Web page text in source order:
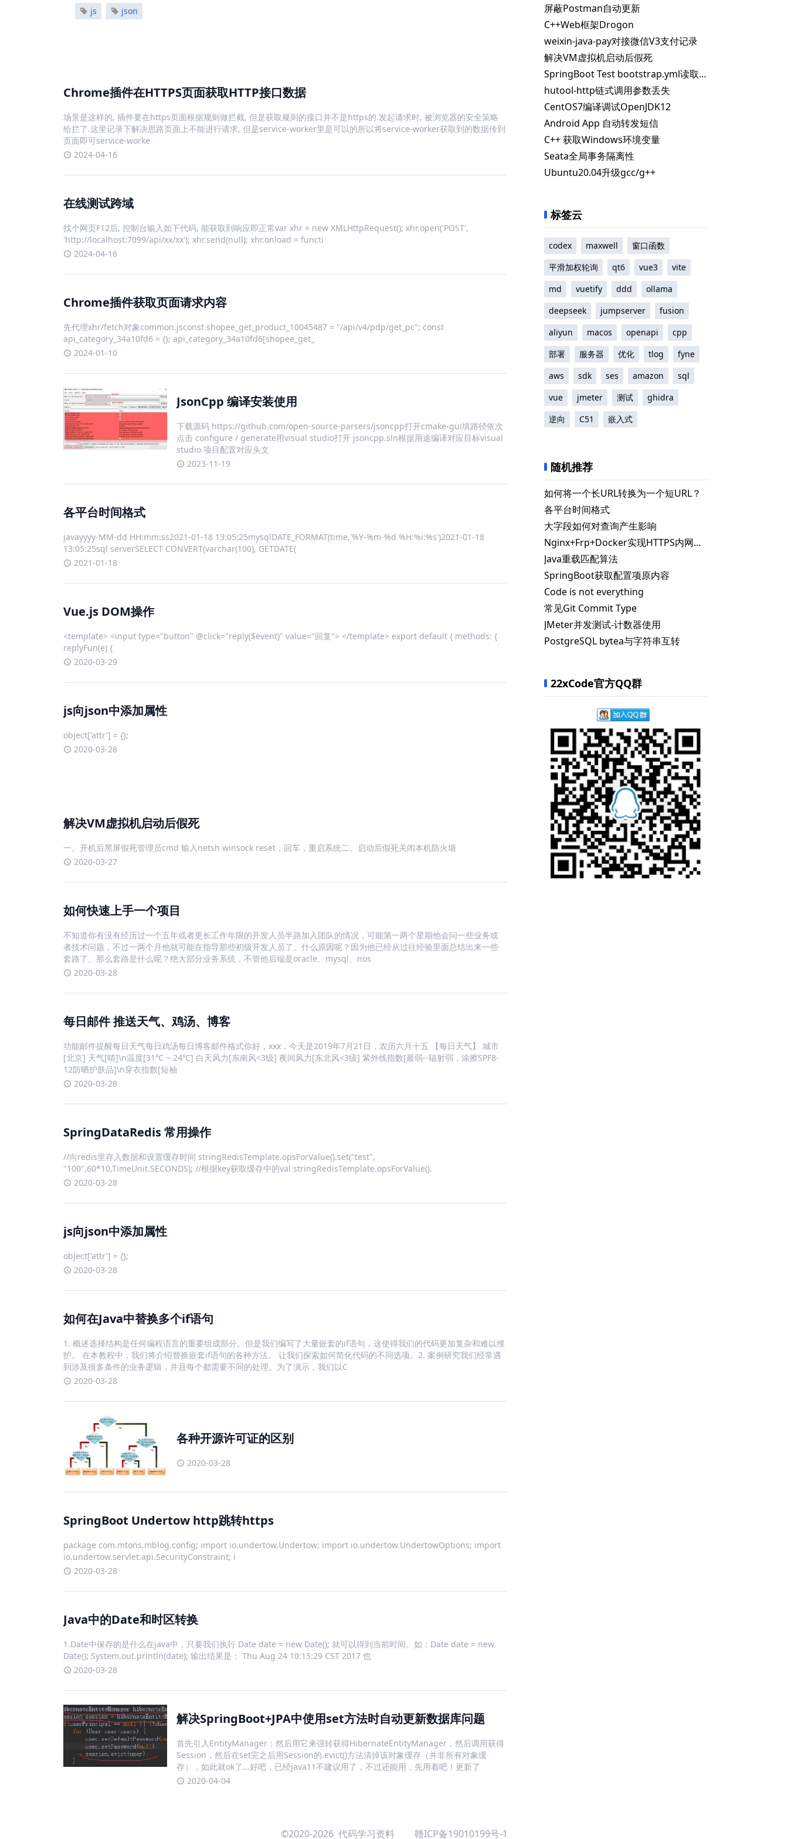
js json
Chrome插件在HTTPS页面获取HTTP接口数据
场景是这样的, 插件要在https页面根据规则做拦截, 但是获取规则的接口并不是https的.发起请求时, 被浏览器的安全策略
给拦了.这里记录下解决思路页面上不能进行请求, 但是service-worker里是可以的所以将service-worker获取到的数据传到
页面即可service-worke
2024-04-16
在线测试跨域
找个网页F12后, 控制台输入如下代码, 能获取到响应即正常var xhr = new XMLHttpRequest(); xhr.open('POST',
'http://localhost:7099/api/xx/xx'); xhr.send(null); xhr.onload = functi
2024-04-16
Chrome插件获取页面请求内容
先代理xhr/fetch对象common.jsconst shopee_get_product_10045487 = "/api/v4/pdp/get_pc"; const
api_category_34a10fd6 = {}; api_category_34a10fd6[shopee_get_
2024-01-10
JsonCpp 编译安装使用
下载源码 https://github.com/open-source-parsers/jsoncpp打开cmake-gui填路径依次
点击 configure / generate用visual studio打开 jsoncpp.sln根据用途编译对应目标visual
studio 项目配置对应头文
2023-11-19
各平台时间格式
javayyyy-MM-dd HH:mm:ss2021-01-18 13:05:25mysqlDATE_FORMAT(time,'%Y-%m-%d %H:%i:%s')2021-01-18
13:05:25sql serverSELECT CONVERT(varchar(100), GETDATE(
2021-01-18
Vue.js DOM操作
<template> <input type="button" @click="reply($event)" value="回复"> </template> export default { methods: {
replyFun(e) {
2020-03-29
js向json中添加属性
object['attr'] = {};
2020-03-28
解决VM虚拟机启动后假死
一、开机后黑屏假死管理员cmd 输入netsh winsock reset，回车，重启系统二、启动后假死关闭本机防火墙
2020-03-27
如何快速上手一个项目
不知道你有没有经历过一个五年或者更长工作年限的开发人员半路加入团队的情况，可能第一两个星期他会问一些业务或
者技术问题，不过一两个月他就可能在指导那些初级开发人员了。什么原因呢？因为他已经从过往经验里面总结出来一些
套路了。那么套路是什么呢？绝大部分业务系统，不管他后端是oracle、mysql、nos
2020-03-28
每日邮件 推送天气、鸡汤、博客
功能邮件提醒每日天气每日鸡汤每日博客邮件格式你好，xxx，今天是2019年7月21日，农历六月十五 【每日天气】 城市
[北京] 天气[晴]\n温度[31℃ ~ 24℃] 白天风力[东南风<3级] 夜间风力[东北风<3级] 紫外线指数[最弱--辐射弱，涂擦SPF8-
12防晒护肤品]\n穿衣指数[短袖
2020-03-28
SpringDataRedis 常用操作
//向redis里存入数据和设置缓存时间 stringRedisTemplate.opsForValue().set("test",
"100",60*10,TimeUnit.SECONDS); //根据key获取缓存中的val stringRedisTemplate.opsForValue().
2020-03-28
js向json中添加属性
object['attr'] = {};
2020-03-28
如何在Java中替换多个if语句
1. 概述选择结构是任何编程语言的重要组成部分。但是我们编写了大量嵌套的if语句，这使得我们的代码更加复杂和难以维
护。 在本教程中，我们将介绍替换嵌套if语句的各种方法。 让我们探索如何简化代码的不同选项。2. 案例研究我们经常遇
到涉及很多条件的业务逻辑，并且每个都需要不同的处理。为了演示，我们以C
2020-03-28
各种开源许可证的区别
2020-03-28
SpringBoot Undertow http跳转https
package com.mtons.mblog.config; import io.undertow.Undertow; import io.undertow.UndertowOptions; import
io.undertow.servlet.api.SecurityConstraint; i
2020-03-28
Java中的Date和时区转换
1.Date中保存的是什么在java中，只要我们执行 Date date = new Date(); 就可以得到当前时间。如：Date date = new
Date(); System.out.println(date); 输出结果是： Thu Aug 24 10:15:29 CST 2017 也
2020-03-28
解决SpringBoot+JPA中使用set方法时自动更新数据库问题
首先引入EntityManager：然后用它来强转获得HibernateEntityManager，然后调用获得
Session，然后在set完之后用Session的.evict()方法清掉该对象缓存（并非所有对象缓
存），如此就ok了...好吧，已经java11不建议用了，不过还能用，先用着吧！更新了
2020-04-04
屏蔽Postman自动更新
C++Web框架Drogon
weixin-java-pay对接微信V3支付记录
解决VM虚拟机启动后假死
SpringBoot Test bootstrap.yml读取不到指定配置
hutool-http链式调用参数丢失
CentOS7编译调试OpenJDK12
Android App 自动转发短信
C++ 获取Windows环境变量
Seata全局事务隔离性
Ubuntu20.04升级gcc/g++
标签云
codex maxwell
窗口函数
平滑加权轮询
qt6 vue3
vite
md
vuetify ddd
ollama
deepseek
jumpserver
fusion
aliyun
macos openapi
cpp
部署
服务器 优化 tlog
fyne
aws
sdk ses amazon
sql
vue
jmeter 测试
ghidra
逆向
C51 嵌入式
随机推荐
如何将一个长URL转换为一个短URL？
各平台时间格式
大字段如何对查询产生影响
Nginx+Frp+Docker实现HTTPS内网穿透
Java重载匹配算法
SpringBoot获取配置项原内容
Code is not everything
常见Git Commit Type
JMeter并发测试-计数器使用
PostgreSQL bytea与字符串互转
22xCode官方QQ群
©2020-2026 代码学习资料 赣ICP备19010199号-1